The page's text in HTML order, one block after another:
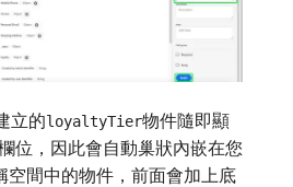
立的loyaltyTier物件隨即顯
位，因此會自動巢狀內嵌在您
空間中的物件，前面會加上底